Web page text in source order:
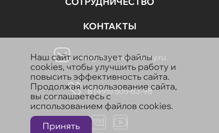
КОНТАКТЫ
info@aravia-academy.ru
8 (495) 505-63-98
Наш сайт использует файлы
cookies, чтобы улучшить работу и
повысить эффективность сайта.
Продолжая использование сайта,
вы соглашаетесь с
использованием файлов cookies.
Принять